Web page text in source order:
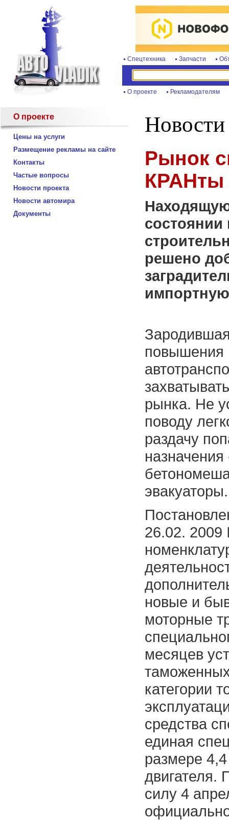
Спецтехника Запчасти
О проекте Рекламодателям
О проекте
Цены на услуги
Размещение рекламы на сайте
Контакты
Частые вопросы
Новости проекта
Новости автомира
Документы
Новости
Рынок
КРАНты
состоянии
решено
импортную
повышения
рынка. Не
поводу
раздачу
эвакуаторы.
26.02.
новые и
моторные
месяцев
категории
средства
единая
размере
двигателя.
силу 4